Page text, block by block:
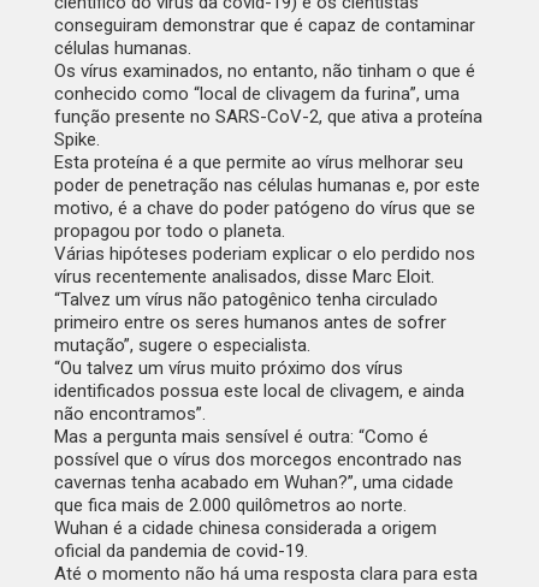
conseguiram demonstrar que é capaz de contaminar
células humanas.
Os vírus examinados, no entanto, não tinham o que é
conhecido como “local de clivagem da furina”, uma
função presente no SARS-CoV-2, que ativa a proteína
Spike.
Esta proteína é a que permite ao vírus melhorar seu
poder de penetração nas células humanas e, por este
motivo, é a chave do poder patógeno do vírus que se
propagou por todo o planeta.
Várias hipóteses poderiam explicar o elo perdido nos
vírus recentemente analisados, disse Marc Eloit.
“Talvez um vírus não patogênico tenha circulado
primeiro entre os seres humanos antes de sofrer
mutação”, sugere o especialista.
“Ou talvez um vírus muito próximo dos vírus
identificados possua este local de clivagem, e ainda
não encontramos”.
Mas a pergunta mais sensível é outra: “Como é
possível que o vírus dos morcegos encontrado nas
cavernas tenha acabado em Wuhan?”, uma cidade
que fica mais de 2.000 quilômetros ao norte.
Wuhan é a cidade chinesa considerada a origem
oficial da pandemia de covid-19.
Até o momento não há uma resposta clara para esta